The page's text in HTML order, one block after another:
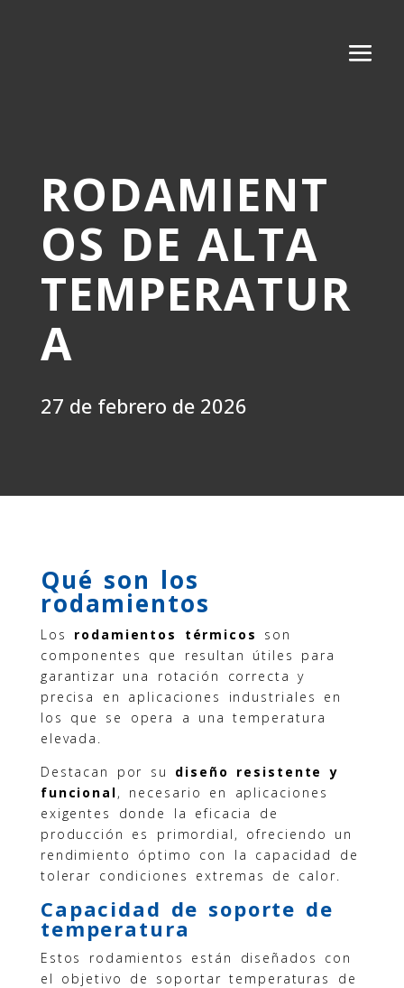
RODAMIENT
OS DE ALTA
TEMPERATUR
A
27 de febrero de 2026
Qué son los
rodamientos
Los rodamientos térmicos
son
componentes que resultan útiles para
garantizar una rotación correcta y
precisa en aplicaciones industriales en
los que se opera a una temperatura
elevada.
Destacan por su diseño resistente y
funcional, necesario en aplicaciones
exigentes donde la eficacia de
producción es primordial, ofreciendo un
rendimiento óptimo con la capacidad de
tolerar condiciones extremas de calor.
Capacidad de soporte de
temperatura
Estos rodamientos están diseñados con
el objetivo de soportar temperaturas de